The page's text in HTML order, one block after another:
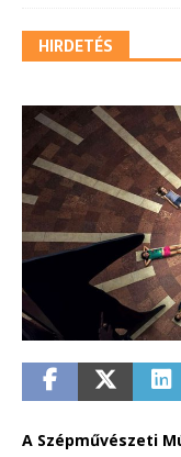
HIRDETÉS
A Szépművészeti